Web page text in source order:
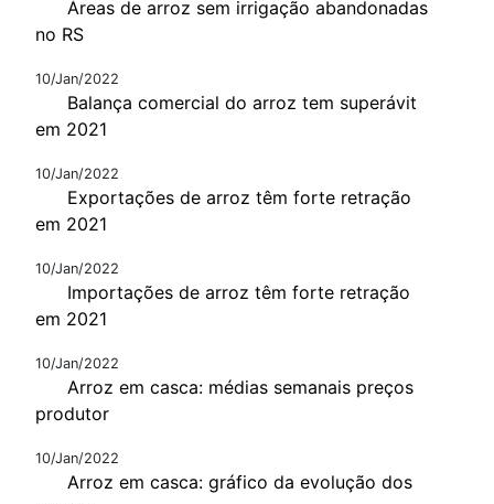
Áreas de arroz sem irrigação abandonadas
no RS
10/Jan/2022
Balança comercial do arroz tem superávit
em 2021
10/Jan/2022
Exportações de arroz têm forte retração
em 2021
10/Jan/2022
Importações de arroz têm forte retração
em 2021
10/Jan/2022
Arroz em casca: médias semanais preços
produtor
10/Jan/2022
Arroz em casca: gráfico da evolução dos